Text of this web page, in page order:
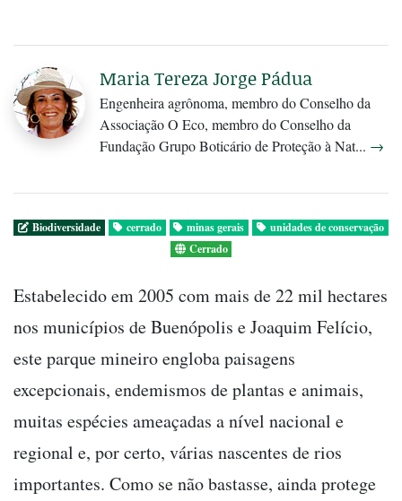
Maria Tereza Jorge Pádua
Engenheira agrônoma, membro do Conselho da
Associação O Eco, membro do Conselho da
Fundação Grupo Boticário de Proteção à Nat... →
Biodiversidade cerrado minas gerais
unidades de conservação
Cerrado
Estabelecido em 2005 com mais de 22 mil hectares
nos municípios de Buenópolis e Joaquim Felício,
este parque mineiro engloba paisagens
excepcionais, endemismos de plantas e animais,
muitas espécies ameaçadas a nível nacional e
regional e, por certo, várias nascentes de rios
importantes. Como se não bastasse, ainda protege